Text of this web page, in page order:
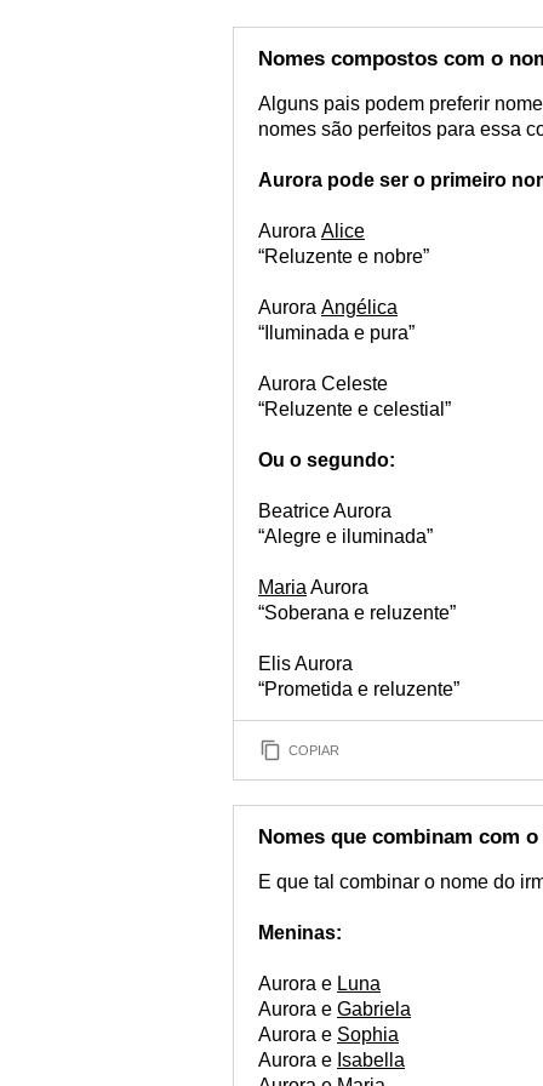
Nomes compostos com o
Alguns pais podem preferir
nomes são perfeitos para essa
Aurora pode ser o primeiro
Aurora Alice
“Reluzente e nobre”
Aurora Angélica
“Iluminada e pura”
Aurora Celeste
“Reluzente e celestial”
Ou o segundo:
Beatrice Aurora
“Alegre e iluminada”
Maria Aurora
“Soberana e reluzente”
Elis Aurora
“Prometida e reluzente”
COPIAR
Nomes que combinam com
E que tal combinar o nome do
Meninas:
Aurora e Luna
Aurora e Gabriela
Aurora e Sophia
Aurora e Isabella